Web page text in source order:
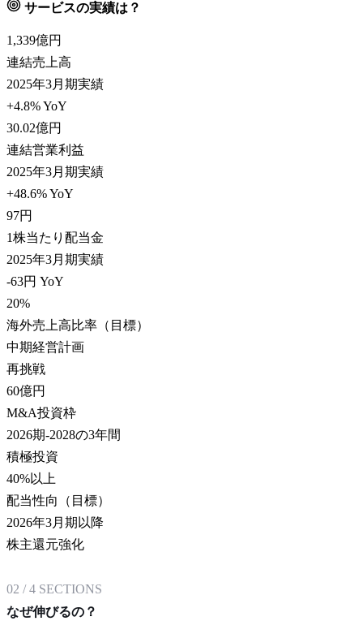
サービスの実績は？
1,339億円
連結売上高
2025年3月期実績
+4.8% YoY
30.02億円
連結営業利益
2025年3月期実績
+48.6% YoY
97円
1株当たり配当金
2025年3月期実績
-63円 YoY
20%
海外売上高比率（目標）
中期経営計画
再挑戦
60億円
M&A投資枠
2026期-2028の3年間
積極投資
40%以上
配当性向（目標）
2026年3月期以降
株主還元強化
02 /4 SECTIONS
なぜ伸びるの？